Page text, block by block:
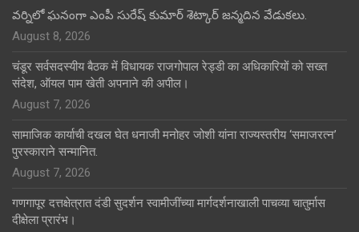
వర్నిలో ఘనంగా ఎంపీ సురేష్ కుమార్ శెట్కార్ జన్మదిన వేడుకలు.
August 8, 2026
चंडूर सर्वसदस्यीय बैठक में विधायक राजगोपाल रेड्डी का अधिकारियों को सख्त
संदेश, ऑयल पाम खेती अपनाने की अपील।
August 7, 2026
सामाजिक कार्याची दखल घेत धनाजी मनोहर जोशी यांना राज्यस्तरीय ‘समाजरत्न’
पुरस्काराने सन्मानित.
August 7, 2026
गणगापूर दत्तक्षेत्रात दंडी सुदर्शन स्वामीजींच्या मार्गदर्शनाखाली पाचव्या चातुर्मास
दीक्षेला प्रारंभ।